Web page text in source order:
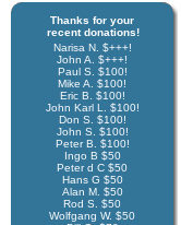
Thanks for your
recent donations!
Narisa N. $+++!
John A. $+++!
Paul S. $100!
Mike A. $100!
Eric B. $100!
John Karl L. $100!
Don S. $100!
John S. $100!
Peter B. $100!
Ingo B $50
Peter d C $50
Hans G $50
Alan M. $50
Rod S. $50
Wolfgang W. $50